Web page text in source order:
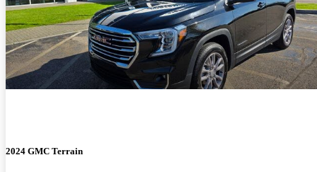
2024 GMC Terrain